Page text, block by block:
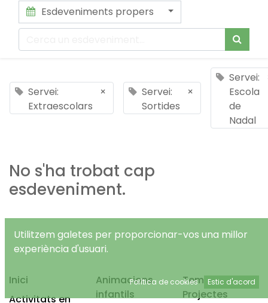
Esdeveniments propers
Servei:
Extraescolars
×
Servei:
Sortides
×
Servei:
Escola
de
Nadal
No s'ha trobat cap
esdeveniment.
Inici
Activitats en
Animacions
infantils
Temps Lliure
Projectes
Utilitzem galetes per proporcionar-vos una millor
experiència d'usuari.
Política de cookies Estic d'acord